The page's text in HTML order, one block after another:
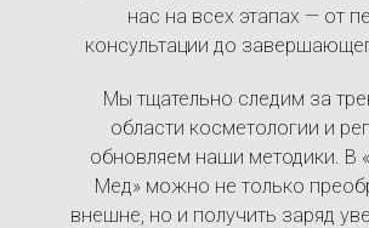
нас на всех этапах — от
консультации до
Мы тщательно следим за
области косметологии и
обновляем наши методики. В
Мед» можно не только
внешне, но и получить заряд